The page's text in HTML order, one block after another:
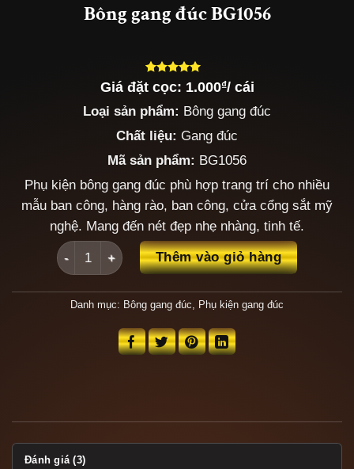
Bông gang đúc BG1056
5.00trên 5
dựa trên
3
đánh giá
Giá đặt cọc: 1.000₫/ cái
Loại sản phẩm: Bông gang đúc
Chất liệu: Gang đúc
Mã sản phẩm: BG1056
Phụ kiện bông gang đúc phù hợp trang trí cho nhiều
mẫu ban công, hàng rào, ban công, cửa cổng sắt mỹ
nghệ. Mang đến nét đẹp nhẹ nhàng, tinh tế.
Bông gang đúc BG1056 số lượng
Thêm vào giỏ hàng
Danh mục: Bông gang đúc, Phụ kiện gang đúc
Đánh giá (3)